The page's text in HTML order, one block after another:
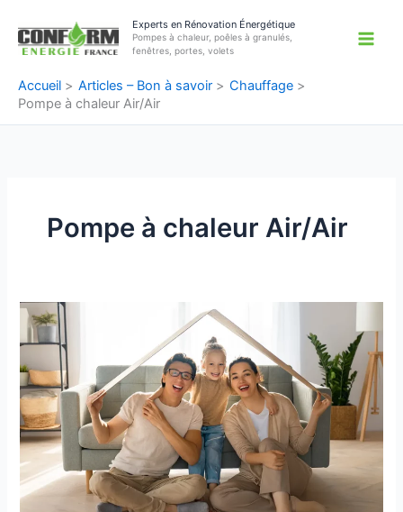
contenu
Experts en Rénovation Énergétique
Pompes à chaleur, poêles à granulés,
fenêtres, portes, volets
Accueil Articles – Bon à savoir
Chauffage
Pompe à chaleur Air/Air
Pompe à chaleur Air/Air
MaPrimeRénov’
Rénovez
sans
vous
ruiner
!​